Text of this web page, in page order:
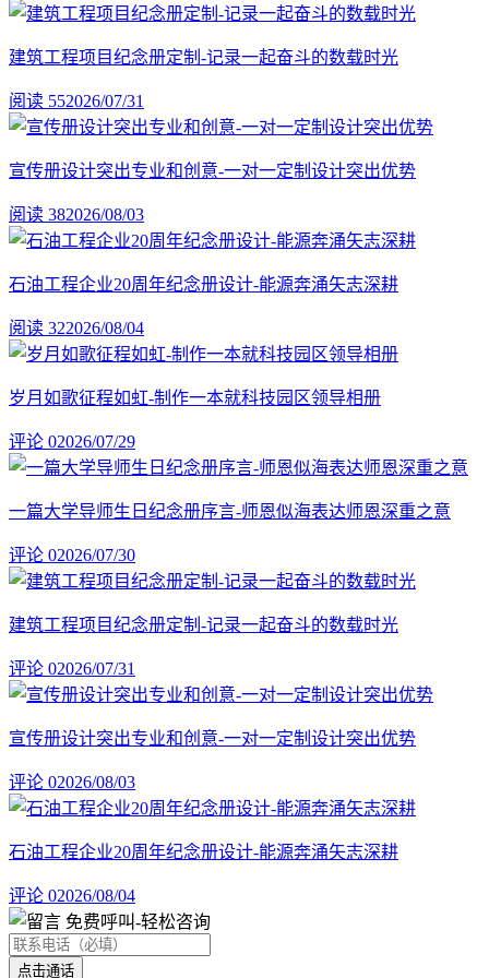
建筑工程项目纪念册定制-记录一起奋斗的数载时光
阅读 552026/07/31
宣传册设计突出专业和创意-一对一定制设计突出优势
阅读 382026/08/03
石油工程企业20周年纪念册设计-能源奔涌矢志深耕
阅读 322026/08/04
岁月如歌征程如虹-制作一本就科技园区领导相册
评论 02026/07/29
一篇大学导师生日纪念册序言-师恩似海表达师恩深重之意
评论 02026/07/30
建筑工程项目纪念册定制-记录一起奋斗的数载时光
评论 02026/07/31
宣传册设计突出专业和创意-一对一定制设计突出优势
评论 02026/08/03
石油工程企业20周年纪念册设计-能源奔涌矢志深耕
评论 02026/08/04
免费呼叫-轻松咨询